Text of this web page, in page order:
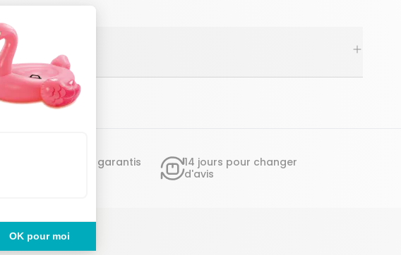
Des produits garantis
14 jours pour changer
d'avis